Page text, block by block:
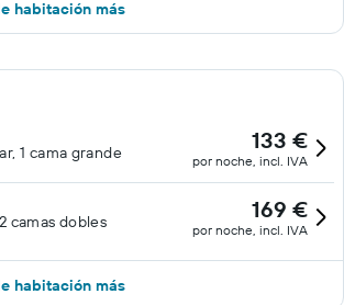
habitación más
1 cama grande 133 €
por noche, incl. IVA
camas dobles 169 €
por noche, incl. IVA
habitación más